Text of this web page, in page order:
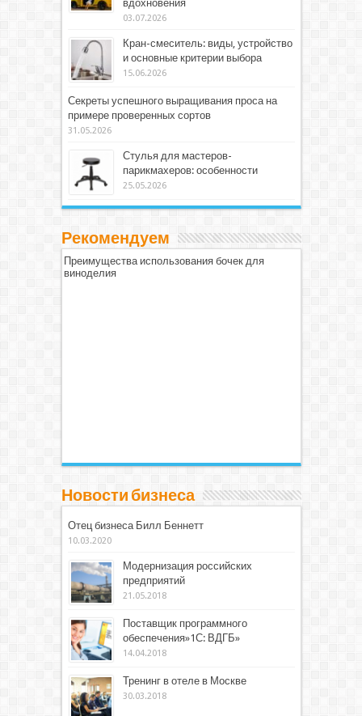
вдохновения
03.07.2026
Кран-смеситель: виды, устройство
и основные критерии выбора
15.06.2026
Секреты успешного выращивания проса на
примере проверенных сортов
31.05.2026
Стулья для мастеров-
парикмахеров: особенности
25.05.2026
Рекомендуем
Преимущества использования бочек для
виноделия
Новости бизнеса
Отец бизнеса Билл Беннетт
10.03.2020
Модернизация российских
предприятий
21.05.2018
Поставщик программного
обеспечения»1С: ВДГБ»
14.04.2018
Тренинг в отеле в Москве
30.03.2018